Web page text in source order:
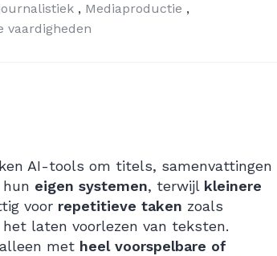
Mediaproductie
vaardigheden
AI-tools om titels, samenvattingen
eigen systemen, terwijl kleinere
voor repetitieve taken zoals
laten voorlezen van teksten.
met heel voorspelbare of